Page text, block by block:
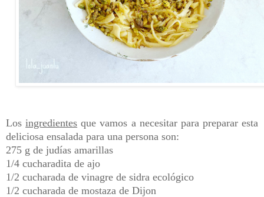
Losingredientes que vamos a necesitar para preparar esta
deliciosa ensalada para una persona son:
275 g de judías amarillas
1/4 cucharadita de ajo
1/2 cucharada de vinagre de sidra ecológico
1/2 cucharada de mostaza de Dijon